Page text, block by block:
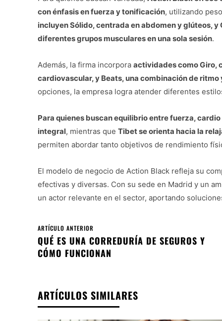
con énfasis en fuerza y tonificación, utilizando
incluyen Sólido, centrada en abdomen y glúteos,
diferentes grupos musculares en una sola sesión.
Además, la firma incorpora actividades como Giro,
cardiovascular, y Beats, una combinación de ritmo
opciones, la empresa logra atender diferentes
Para quienes buscan equilibrio entre fuerza,
integral, mientras que Tibet se orienta hacia la
permiten abordar tanto objetivos de rendimiento
El modelo de negocio de Action Black refleja su
efectivas y diversas. Con su sede en Madrid y un
un actor relevante en el sector, aportando
ARTÍCULO ANTERIOR
QUÉ ES UNA CORREDURÍA DE SEGUROS Y
CÓMO FUNCIONAN
ARTÍCULOS SIMILARES